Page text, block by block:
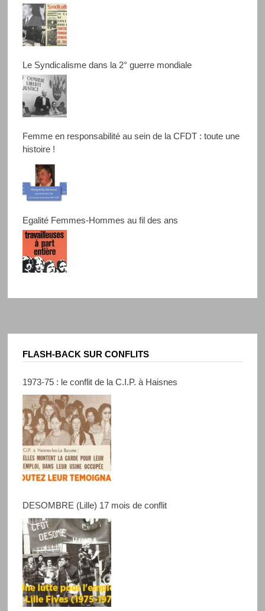
Le Syndicalisme dans la 2° guerre mondiale
Femme en responsabilité au sein de la CFDT : toute une
histoire !
Egalité Femmes-Hommes au fil des ans
FLASH-BACK SUR CONFLITS
1973-75 : le conflit de la C.I.P. à Haisnes
DESOMBRE (Lille) 17 mois de conflit